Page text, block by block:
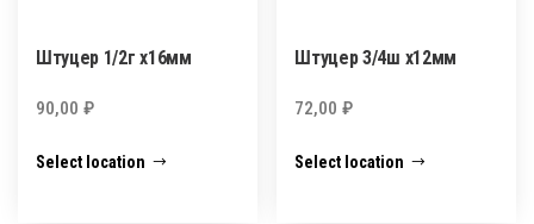
Штуцер 1/2г х16мм
90,00 ₽
Select location
Штуцер 3/4ш х12мм
72,00₽
Select location